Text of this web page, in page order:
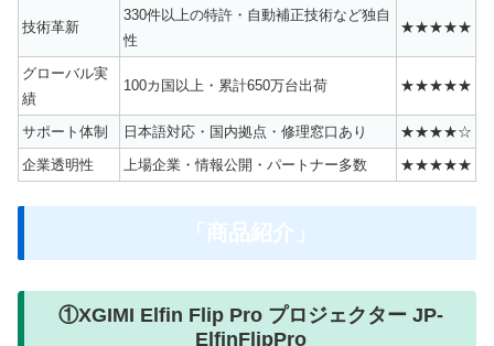
技術革新
330件以上の特許・自動補正技術など独自
性
★★★★★
グローバル実
績
100カ国以上・累計650万台出荷 ★★★★★
サポート体制 日本語対応・国内拠点・修理窓口あり
★★★★☆
企業透明性
上場企業・情報公開・パートナー多数 ★★★★★
「商品紹介」
①XGIMI Elfin Flip Pro プロジェクター ‎JP-
ElfinFlipPro